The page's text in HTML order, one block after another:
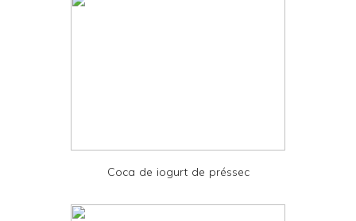
d
Coca de iogurt de préssec